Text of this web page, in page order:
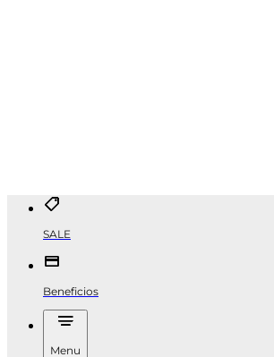
SALE
Beneficios
Menu